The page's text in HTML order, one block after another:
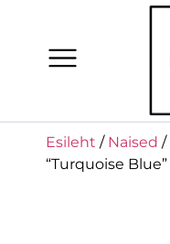
Esileht / Naised /
“Turquoise Blue”